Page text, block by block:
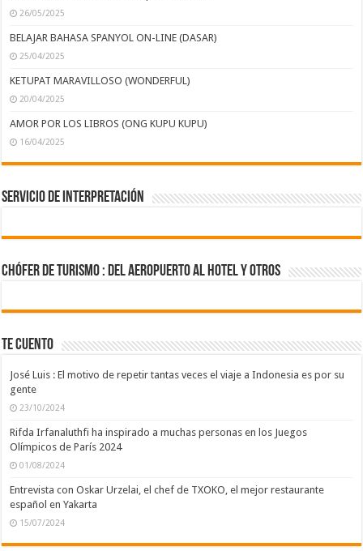
26/05/2025
BELAJAR BAHASA SPANYOL ON-LINE (DASAR)
25/04/2025
KETUPAT MARAVILLOSO (WONDERFUL)
20/04/2025
AMOR POR LOS LIBROS (ONG KUPU KUPU)
16/04/2025
Servicio de Interpretación
CHÓFER DE TURISMO : del aeropuerto al hotel y otros
TE CUENTO
José Luis : El motivo de repetir tantas veces el viaje a Indonesia es por su
gente
23/10/2024
Rifda Irfanaluthfi ha inspirado a muchas personas en los Juegos
Olímpicos de París 2024
01/08/2024
Entrevista con Oskar Urzelai, el chef de TXOKO, el mejor restaurante
español en Yakarta
15/07/2024